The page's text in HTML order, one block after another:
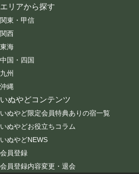
エリアから探す
関東・甲信
関西
東海
中国・四国
九州
沖縄
いぬやどコンテンツ
いぬやど限定会員特典ありの宿一覧
いぬやどお役立ちコラム
いぬやどNEWS
会員登録
会員登録内容変更・退会